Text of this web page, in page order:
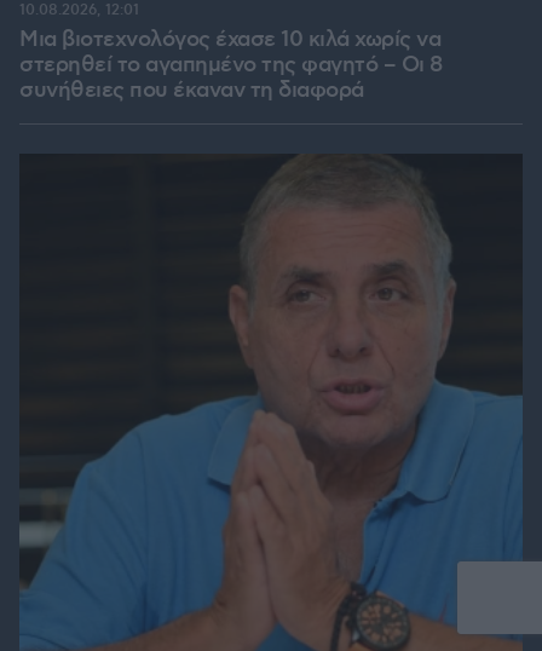
Μια βιοτεχνολόγος έχασε 10 κιλά χωρίς να
στερηθεί το αγαπημένο της φαγητό – Οι 8
συνήθειες που έκαναν τη διαφορά
10.08.2026, 12:01